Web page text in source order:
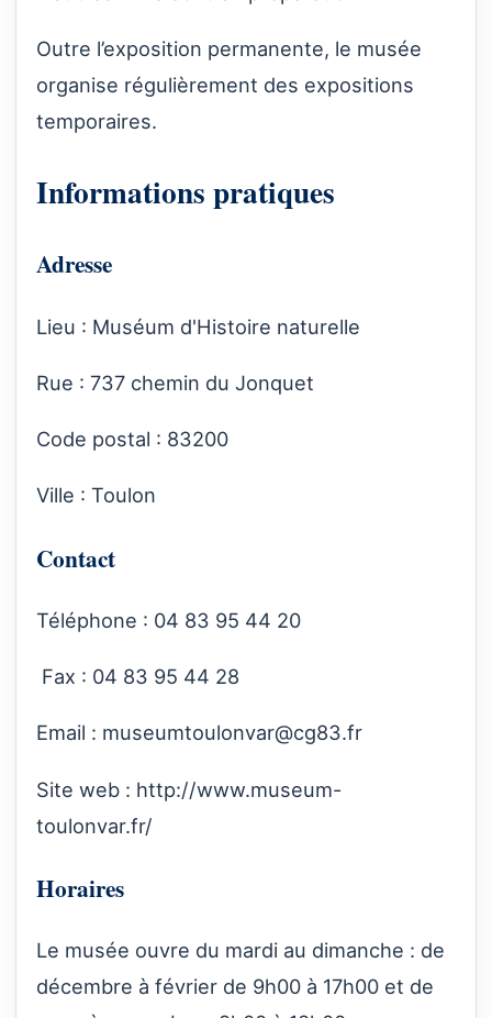
Outre l’exposition permanente, le musée
organise régulièrement des expositions
temporaires.
Informations pratiques
Adresse
Lieu : Muséum d'Histoire naturelle
Rue : 737 chemin du Jonquet
Code postal : 83200
Ville : Toulon
Contact
Téléphone : 04 83 95 44 20
Fax : 04 83 95 44 28
Email : museumtoulonvar@cg83.fr
Site web : http://www.museum-
toulonvar.fr/
Horaires
Le musée ouvre du mardi au dimanche : de
décembre à février de 9h00 à 17h00 et de